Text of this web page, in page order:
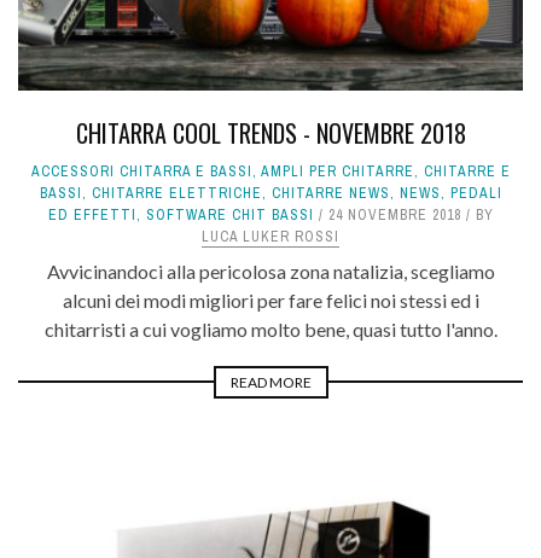
CHITARRA COOL TRENDS - NOVEMBRE 2018
ACCESSORI CHITARRA E BASSI, AMPLI PER CHITARRE, CHITARRE E
BASSI, CHITARRE ELETTRICHE, CHITARRE NEWS, NEWS, PEDALI
ED EFFETTI, SOFTWARE CHIT BASSI 24 NOVEMBRE 2018
BY
LUCA LUKER ROSSI
Avvicinandoci alla pericolosa zona natalizia, scegliamo
alcuni dei modi migliori per fare felici noi stessi ed i
chitarristi a cui vogliamo molto bene, quasi tutto l'anno.
READ MORE